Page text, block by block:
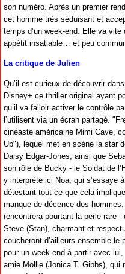
son numéro. Après un premier
cet homme très séduisant et
temps d’un week-end. Elle va
appétit insatiable… et peu
La critique de Julien
Qu’il est curieux de découvrir
Disney+ ce thriller original ayant
qu’il va falloir activer le contrôle
l’utilisent via un écran partagé.
cinéaste américaine Mimi Cave,
Up"), lequel met en scène la star
Daisy Edgar-Jones, ainsi que
son rôle de Bucky - le Soldat de
y interprète ici Noa, qui s’essaye
détestant tout ce que cela
manque de décence des hommes.
rencontrera pourtant la perle rare
Steve (Stan), charmant et
coucheront d’ailleurs ensemble le
pour un week-end à partir avec
amie Mollie (Jonica T. Gibbs), qui